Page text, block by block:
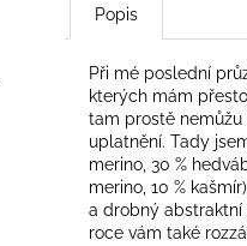
Popis
Při mé poslední
kterých mám
tam prostě nemůžu
uplatnění. Tady
merino, 30 %
merino, 10 %
a drobný abstraktní
roce vám také